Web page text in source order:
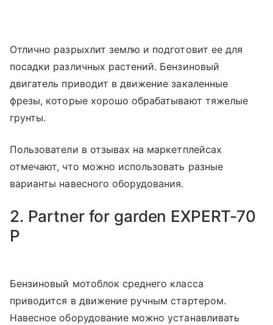
Отлично разрыхлит землю и подготовит ее для
посадки различных растений. Бензиновый
двигатель приводит в движение закаленные
фрезы, которые хорошо обрабатывают тяжелые
грунты.
Пользователи в отзывах на маркетплейсах
отмечают, что можно использовать разные
варианты навесного оборудования.
2. Partner for garden EXPERT-70
P
Бензиновый мотоблок среднего класса
приводится в движение ручным стартером.
Навесное оборудование можно устанавливать